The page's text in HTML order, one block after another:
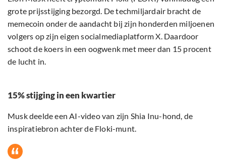
grote prijsstijging bezorgd. De techmiljardair bracht de
memecoin onder de aandacht bij zijn honderden miljoenen
volgers op zijn eigen socialmediaplatform X. Daardoor
schoot de koers in een oogwenk met meer dan 15 procent
de lucht in.
15% stijging in een kwartier
Musk deelde een AI-video van zijn Shia Inu-hond, de
inspiratiebron achter de Floki-munt.